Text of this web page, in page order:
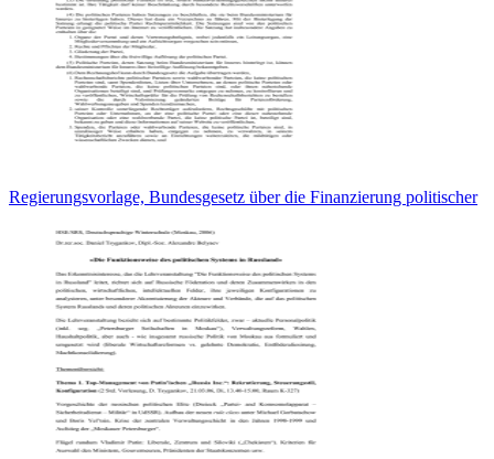
Regierungsvorlage, Bundesgesetz über die Finanzierung politischer